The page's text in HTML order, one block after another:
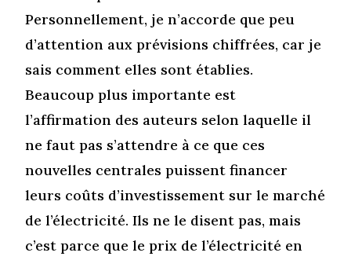
Personnellement, je n’accorde que peu
d’attention aux prévisions chiffrées, car je
sais comment elles sont établies.
Beaucoup plus importante est
l’affirmation des auteurs selon laquelle il
ne faut pas s’attendre à ce que ces
nouvelles centrales puissent financer
leurs coûts d’investissement sur le marché
de l’électricité. Ils ne le disent pas, mais
c’est parce que le prix de l’électricité en